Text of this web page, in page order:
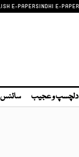
E-PAPERSINDHI E-PAPER
دلچسپ و عجیب سائنس